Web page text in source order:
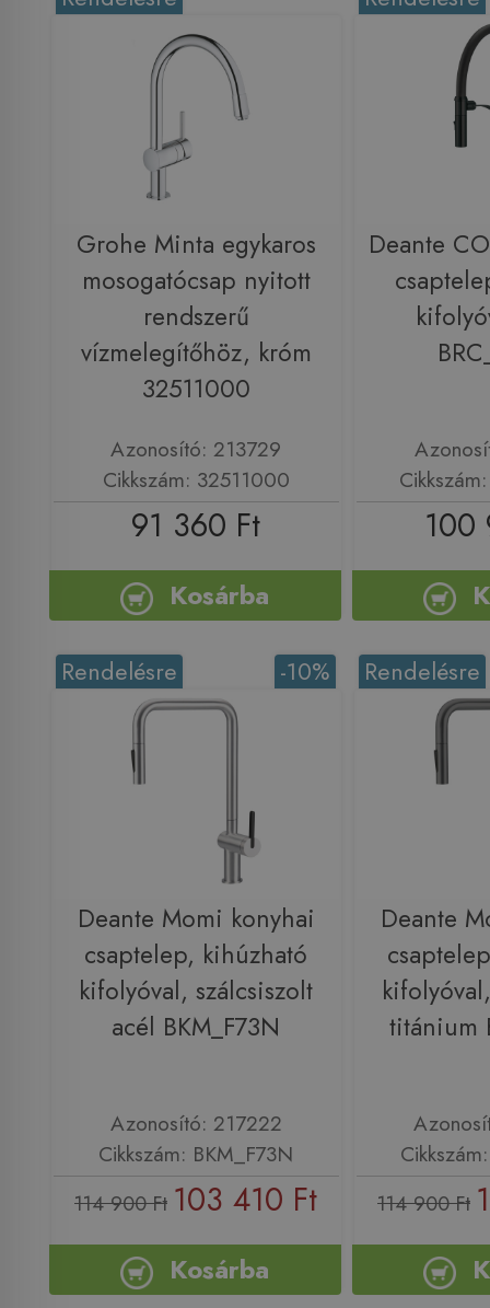
Grohe Minta egykaros
mosogatócsap nyitott
rendszerű
vízmelegítőhöz, króm
32511000
Azonosító: 213729
Cikkszám: 32511000
91 360 Ft
Kosárba
Deante
100
-10%
Rendelésre
Deante Momi konyhai
csaptelep, kihúzható
kifolyóval, szálcsiszolt
acél BKM_F73N
Azonosító: 217222
Cikkszám: BKM_F73N
114 900 Ft 103 410 Ft
Kosárba
Rendelésre
Deante
titánium
114 900 Ft